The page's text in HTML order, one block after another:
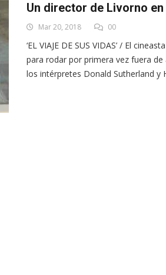
Un director de Livorno
Mar 20, 2018 00
‘EL VIAJE DE SUS VIDAS’ / El
para rodar por primera vez fuera
los intérpretes Donald Sutherland y